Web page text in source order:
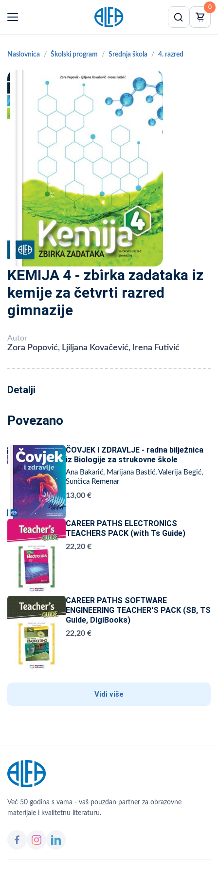
0
Naslovnica Školski program Srednja škola 4. razred
KEMIJA 4 - zbirka zadataka iz
kemije za četvrti razred
gimnazije
Autor
Zora Popović, Ljiljana Kovačević, Irena Futivić
Detalji
Povezano
ČOVJEK I ZDRAVLJE - radna bilježnica
iz Biologije za strukovne škole
Ana Bakarić, Marijana Bastić, Valerija Begić,
Sunčica Remenar
13,00 €
CAREER PATHS ELECTRONICS
TEACHERS PACK (with Ts Guide)
22,20 €
CAREER PATHS SOFTWARE
ENGINEERING TEACHER'S PACK (SB, TS
Guide, DigiBooks)
22,20 €
Vidi više
Već 50 godina s vama - vaš pouzdan partner za obrazovne
materijale i kvalitetnu literaturu.